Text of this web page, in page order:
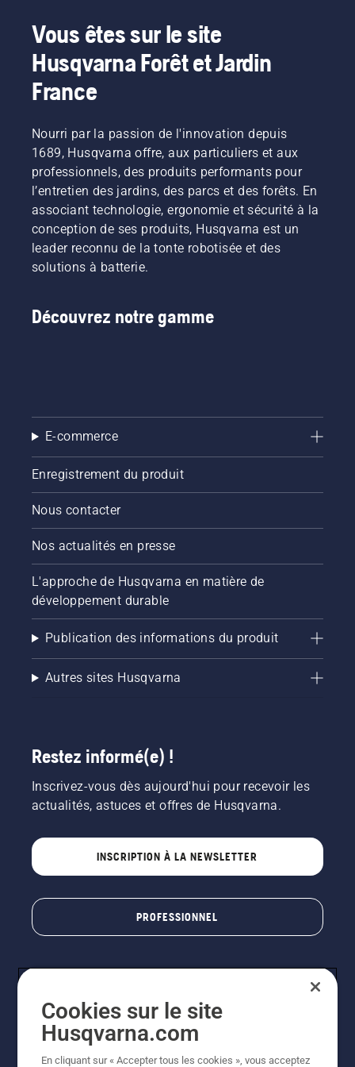
responsable
produit
pour les
machines
portatives
batterie
chez
Husqvarna.
à plein
régime,
tout en
conservant
le couple
pour
l'utilisateur
de
préserver
la durée
de vie de
la
batterie
lors de la
fine. Il
vous
coupe-
bordures
batterie
et
désactiver
le mode
savE.
clients
de
partager
batterie
en les
louant
via des
cabanes
à outils
numériques
appelées
« Tools
nombreux
pays.
fatigue
lors de
l'utilisation,
ce qui
travailler
plus
longtemps
aux
produits
alimentés
par
est
considérablement
réduit.
Vous êtes sur le site
Husqvarna Forêt et Jardin
France
Nourri par la passion de l'innovation depuis
1689, Husqvarna offre, aux particuliers et aux
professionnels, des produits performants pour
l’entretien des jardins, des parcs et des forêts. En
associant technologie, ergonomie et sécurité à la
conception de ses produits, Husqvarna est un
leader reconnu de la tonte robotisée et des
solutions à batterie.
Découvrez notre gamme
E-commerce
Enregistrement du produit
Nous contacter
Nos actualités en presse
L'approche de Husqvarna en matière de
développement durable
Publication des informations du produit
Autres sites Husqvarna
Restez informé(e) !
Inscrivez-vous dès aujourd'hui pour recevoir les
actualités, astuces et offres de Husqvarna.
INSCRIPTION À LA NEWSLETTER
PROFESSIONNEL
Cookies sur le site
Husqvarna.com
En cliquant sur « Accepter tous les cookies », vous acceptez